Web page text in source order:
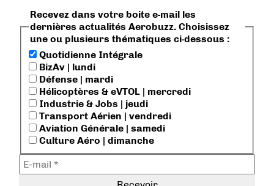
Recevez dans votre boite e-mail les
dernières actualités Aerobuzz. Choisissez
une ou plusieurs thématiques ci-dessous :
Quotidienne Intégrale
BizAv | lundi
Défense | mardi
Hélicoptères & eVTOL | mercredi
Industrie & Jobs | jeudi
Transport Aérien | vendredi
Aviation Générale | samedi
Culture Aéro | dimanche